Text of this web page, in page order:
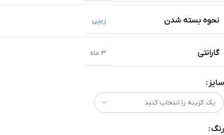
نحوه بسته شدن زیپی
گارانتی 3 ماه
سایز
رنگ